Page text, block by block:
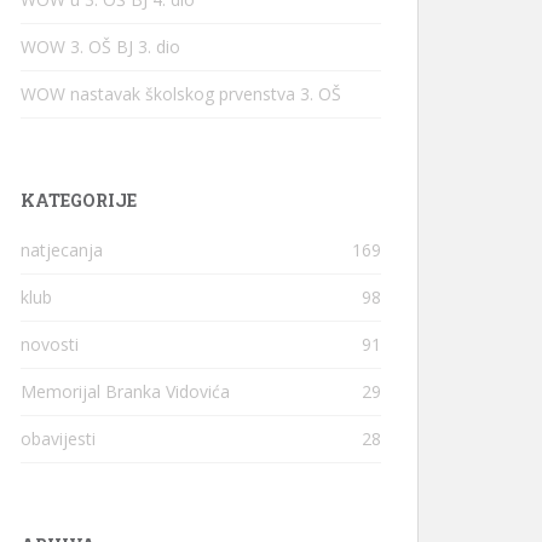
WOW 3. OŠ BJ 3. dio
WOW nastavak školskog prvenstva 3. OŠ
KATEGORIJE
natjecanja 169
klub 98
novosti 91
Memorijal Branka Vidovića 29
obavijesti 28